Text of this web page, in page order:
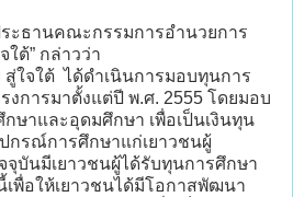
ะธานคณะกรรมการอำนวยการ
ใต้” กล่าวว่า
สู่ใจใต้ ได้ดำเนินการมอบทุนการ
งการมาตั้งแต่ปี พ.ศ. 2555 โดยมอบ
ษาและอุดมศึกษา เพื่อเป็นเงินทุน
รณ์การศึกษาแก่เยาวชนผู้
บันมีเยาวชนผู้ได้รับทุนการศึกษา
พื่อให้เยาวชนได้มีโอกาสพัฒนา